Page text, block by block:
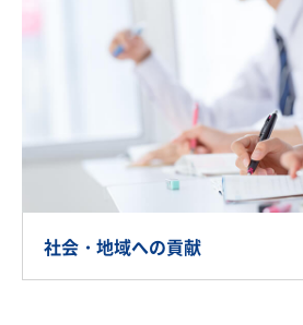
社会・地域への貢献